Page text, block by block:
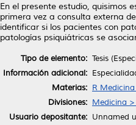
En el presente estudio, quisimos
primera vez a consulta externa
identificar si los pacientes con
patologías psiquiátricas se
Tipo de elemento: Tesis
Información adicional:
Materias: R
Divisiones: Medicina
Usuario depositante: Unnamed